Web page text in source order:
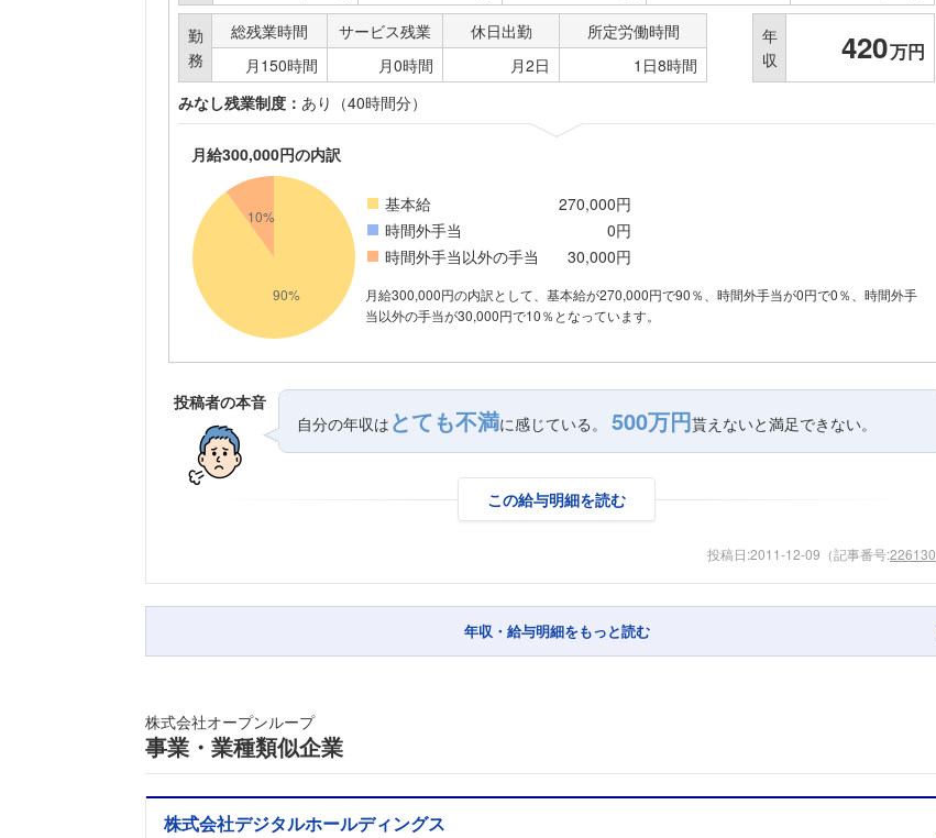
勤
務
総残業時間 サービス残業 休日出勤
所定労働時間
月150時間
月0時間 月2日 1日8時間
年
収
420万円
みなし残業制度： あり（40時間分）
月給300,000円の内訳
基本給
270,000円
時間外手当
0円
時間外手当以外の手当
30,000円
月給300,000円の内訳として、基本給が270,000円で90％、時間外手当が0円で0％、時間外手
当以外の手当が30,000円で10％となっています。
投稿者の本音
自分の年収は とても不満に感じている。 500万円貰えないと満足できない。
この給与明細を読む
投稿日:2011-12-09 （記事番号:226130
年収・給与明細をもっと読む
株式会社オープンループ
事業・業種類似企業
株式会社デジタルホールディングス